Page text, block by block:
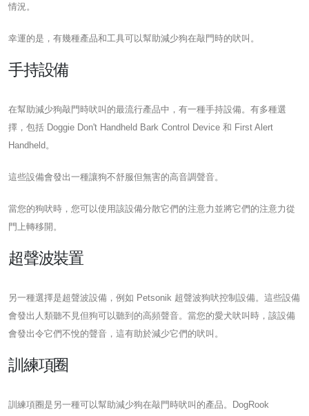
情況。
幸運的是，有幾種產品和工具可以幫助減少狗在敲門時的吠叫。
手持設備
在幫助減少狗敲門時吠叫的最流行產品中，有一種手持設備。有多種選
擇，包括 Doggie Don't Handheld Bark Control Device 和 First Alert
Handheld。
這些設備會發出一種讓狗不舒服但無害的高音調聲音。
當您的狗吠時，您可以使用該設備分散它們的注意力並將它們的注意力從
門上轉移開。
超聲波裝置
另一種選擇是超聲波設備，例如 Petsonik 超聲波狗吠控制設備。這些設備
會發出人類聽不見但狗可以聽到的高頻聲音。當您的愛犬吠叫時，該設備
會發出令它們不悅的聲音，這有助於減少它們的吠叫。
訓練項圈
訓練項圈是另一種可以幫助減少狗在敲門時吠叫的產品。DogRook